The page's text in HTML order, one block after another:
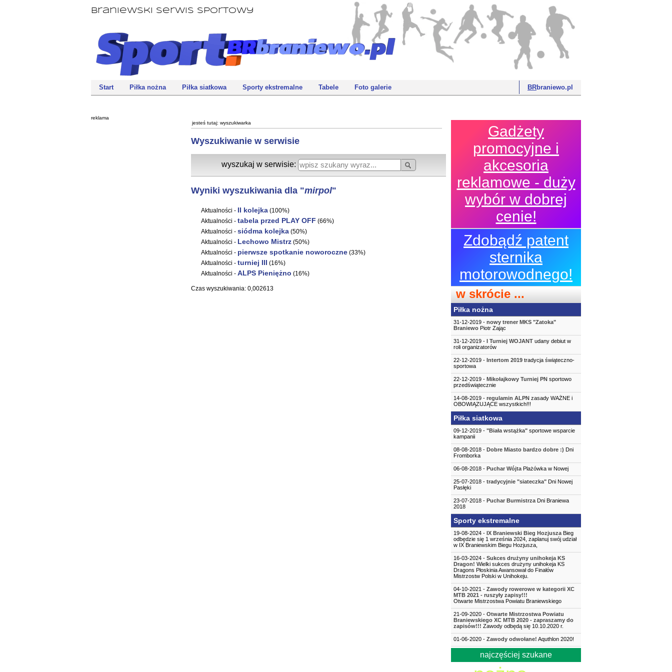
Braniewski Serwis Sportowy
Start Piłka nożna Piłka siatkowa Sporty ekstremalne Tabele Foto galerie BRbraniewo.pl
reklama
jesteś tutaj: wyszukiwarka
Wyszukiwanie w serwisie
wyszukaj w serwisie:
Wyniki wyszukiwania dla "mirpol"
Aktualności - II kolejka (100%)
Aktualności - tabela przed PLAY OFF (66%)
Aktualności - siódma kolejka (50%)
Aktualności - Lechowo Mistrz (50%)
Aktualności - pierwsze spotkanie noworoczne (33%)
Aktualności - turniej III (16%)
Aktualności - ALPS Pieniężno (16%)
Czas wyszukiwania: 0,002613
Gadżety
promocyjne i
akcesoria
reklamowe - duży
wybór w dobrej
cenie!
Zdobądź patent
sternika
motorowodnego!
w skrócie ...
Piłka nożna
31-12-2019 - nowy trener MKS "Zatoka"
Braniewo Piotr Zając
31-12-2019 - I Turniej WOJANT udany debiut w
roli organizatorów
22-12-2019 - Intertom 2019 tradycja świąteczno-
sportowa
22-12-2019 - Mikołajkowy Turniej PN sportowo
przedświątecznie
14-08-2019 - regulamin ALPN zasady WAŻNE i
OBOWIĄZUJĄCE wszystkich!!!
Piłka siatkowa
09-12-2019 - "Biała wstążka" sportowe wsparcie
kampanii
08-08-2018 - Dobre Miasto bardzo dobre :) Dni
Fromborka
06-08-2018 - Puchar Wójta Plażówka w Nowej
25-07-2018 - tradycyjnie "siateczka" Dni Nowej
Pasłęki
23-07-2018 - Puchar Burmistrza Dni Braniewa
2018
Sporty ekstremalne
19-08-2024 - IX Braniewski Bieg Hozjusza Bieg
odbędzie się 1 września 2024, zaplanuj swój udział
w IX Braniewskim Biegu Hozjusza,
16-03-2024 - Sukces drużyny unihokeja KS
Dragon! Wielki sukces drużyny unihokeja KS
Dragons Płoskinia Awansował do Finałów
Mistrzostw Polski w Unihokeju.
04-10-2021 - Zawody rowerowe w kategorii XC
MTB 2021 - ruszyły zapisy!!!
Otwarte Mistrzostwa Powiatu Braniewskiego
21-09-2020 - Otwarte Mistrzostwa Powiatu
Braniewskiego XC MTB 2020 - zapraszamy do
zapisów!!! Zawody odbędą się 10.10.2020 r.
01-06-2020 - Zawody odwołane! Aquthlon 2020!
najczęściej szukane